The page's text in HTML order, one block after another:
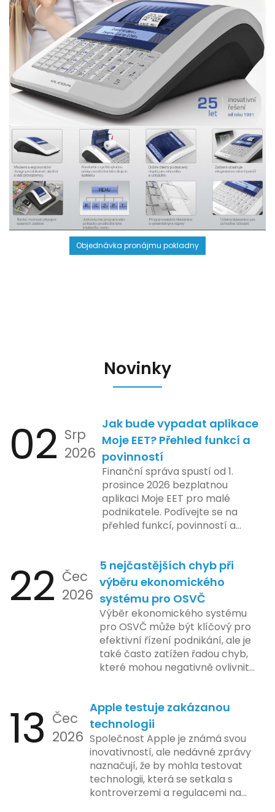
Objednávka pronájmu pokladny
Novinky
02 Srp
2026
Jak bude vypadat aplikace
Moje EET? Přehled funkcí a
povinností
Finanční správa spustí od 1.
prosince 2026 bezplatnou
aplikaci Moje EET pro malé
podnikatele. Podívejte se na
přehled funkcí, povinností a
22 Čec
2026
5 nejčastějších chyb při
výběru ekonomického
systému pro OSVČ
Výběr ekonomického systému
pro OSVČ může být klíčový pro
efektivní řízení podnikání, ale je
také často zatížen řadou chyb,
které mohou negativně ovlivnit
by se podnikatelé měli vyvarovat.
13 Čec
2026
Apple testuje zakázanou
technologii
Společnost Apple je známá svou
inovativností, ale nedávné zprávy
naznačují, že by mohla testovat
technologii, která se setkala s
kontroverzemi a regulacemi na